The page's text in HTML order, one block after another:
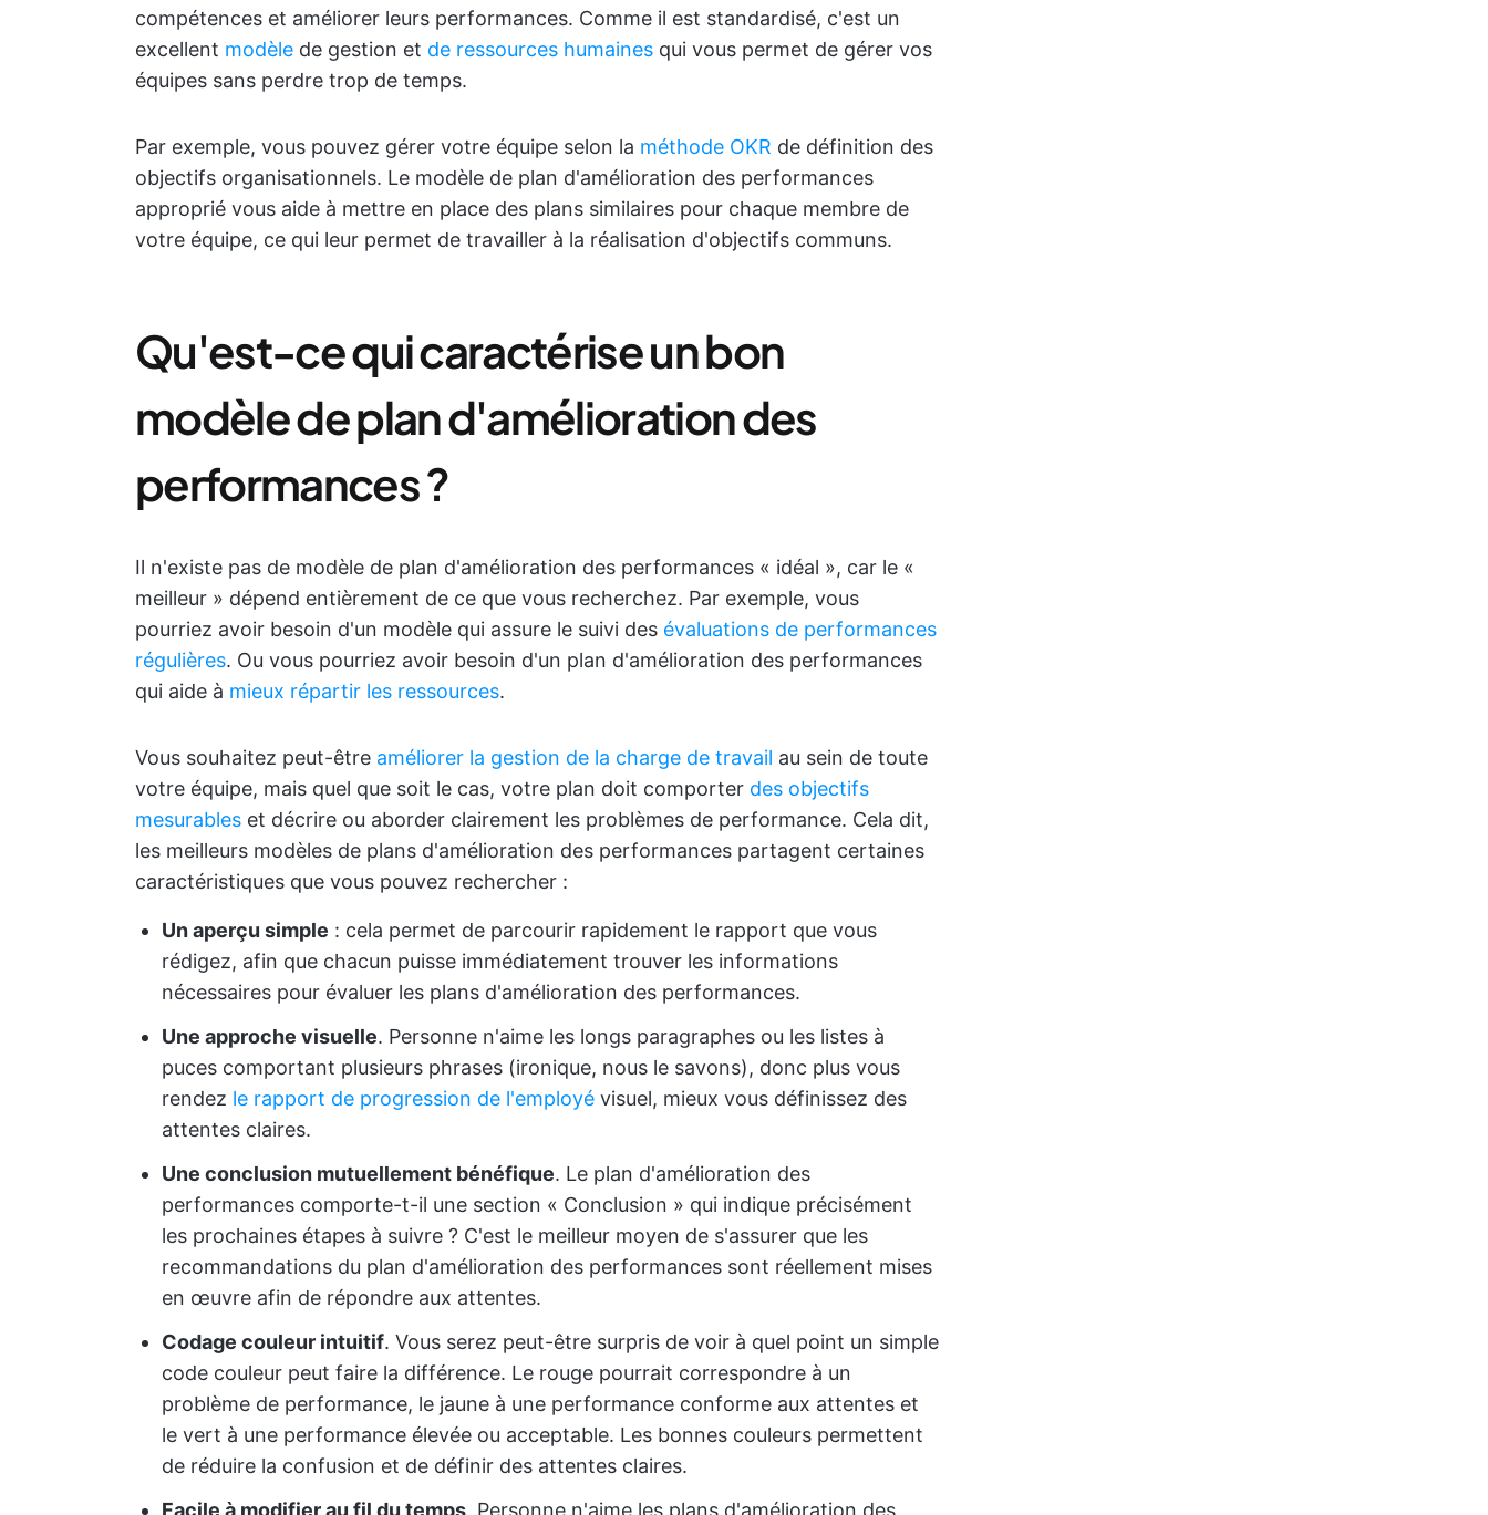
compétences et améliorer leurs performances. Comme il est standardisé, c'est un
excellent modèle de gestion et de ressources humaines qui vous permet de gérer vos
équipes sans perdre trop de temps.
Par exemple, vous pouvez gérer votre équipe selon la méthode OKR de définition des
objectifs organisationnels. Le modèle de plan d'amélioration des performances
approprié vous aide à mettre en place des plans similaires pour chaque membre de
votre équipe, ce qui leur permet de travailler à la réalisation d'objectifs communs.
Qu'est-ce qui caractérise un bon
modèle de plan d'amélioration des
performances ?
Il n'existe pas de modèle de plan d'amélioration des performances « idéal », car le «
meilleur » dépend entièrement de ce que vous recherchez. Par exemple, vous
pourriez avoir besoin d'un modèle qui assure le suivi des évaluations de performances
régulières. Ou vous pourriez avoir besoin d'un plan d'amélioration des performances
qui aide à mieux répartir les ressources.
Vous souhaitez peut-être améliorer la gestion de la charge de travail au sein de toute
votre équipe, mais quel que soit le cas, votre plan doit comporter des objectifs
mesurables et décrire ou aborder clairement les problèmes de performance. Cela dit,
les meilleurs modèles de plans d'amélioration des performances partagent certaines
caractéristiques que vous pouvez rechercher :
Un aperçu simple : cela permet de parcourir rapidement le rapport que vous
rédigez, afin que chacun puisse immédiatement trouver les informations
nécessaires pour évaluer les plans d'amélioration des performances.
Une approche visuelle. Personne n'aime les longs paragraphes ou les listes à
puces comportant plusieurs phrases (ironique, nous le savons), donc plus vous
rendez le rapport de progression de l'employé visuel, mieux vous définissez des
attentes claires.
Une conclusion mutuellement bénéfique. Le plan d'amélioration des
performances comporte-t-il une section « Conclusion » qui indique précisément
les prochaines étapes à suivre ? C'est le meilleur moyen de s'assurer que les
recommandations du plan d'amélioration des performances sont réellement mises
en œuvre afin de répondre aux attentes.
Codage couleur intuitif. Vous serez peut-être surpris de voir à quel point un simple
code couleur peut faire la différence. Le rouge pourrait correspondre à un
problème de performance, le jaune à une performance conforme aux attentes et
le vert à une performance élevée ou acceptable. Les bonnes couleurs permettent
de réduire la confusion et de définir des attentes claires.
Facile à modifier au fil du temps . Personne n'aime les plans d'amélioration des